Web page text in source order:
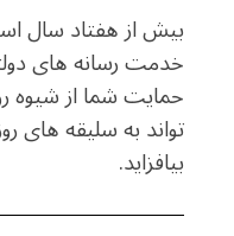
بیش از هفتاد سال
خدمت رسانه های
حمایت شما از شیوه
تواند به سلیقه های
بیافزاید.